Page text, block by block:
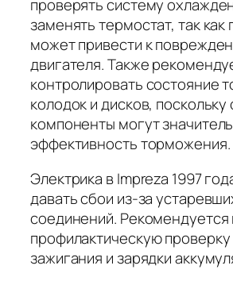
проверять систему
заменять термостат, так как
может привести к
двигателя. Также
контролировать состояние
колодок и дисков, поскольку
компоненты могут
эффективность торможения.
Электрика в Impreza 1997
давать сбои из-за
соединений. Рекомендуется
профилактическую
зажигания и зарядки